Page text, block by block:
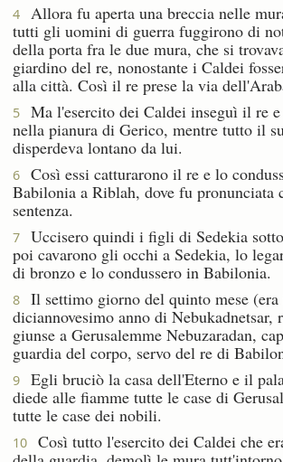
4
Allora fu aperta una breccia nelle
tutti gli uomini di guerra fuggirono di
della porta fra le due mura, che si
giardino del re, nonostante i Caldei
alla città. Così il re prese la via
5
Ma l'esercito dei Caldei inseguì il re
nella pianura di Gerico, mentre tutto il
disperdeva lontano da lui.
6
Così essi catturarono il re e lo
Babilonia a Riblah, dove fu
sentenza.
7
Uccisero quindi i figli di Sedekia
poi cavarono gli occhi a Sedekia, lo
di bronzo e lo condussero in Babilonia.
8
Il settimo giorno del quinto mese
diciannovesimo anno di
giunse a Gerusalemme Nebuzaradan,
guardia del corpo, servo del re di
9
Egli bruciò la casa dell'Eterno e il
diede alle fiamme tutte le case di
tutte le case dei nobili.
10
Così tutto l'esercito dei Caldei che